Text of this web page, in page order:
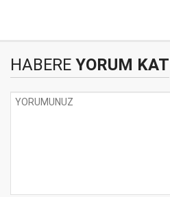
HABERE YORUM KAT